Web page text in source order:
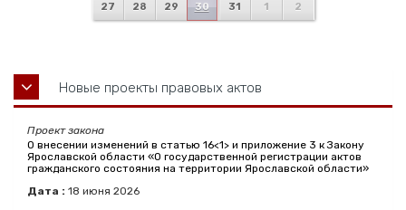
27 28 29 30 31 1 2
Новые проекты правовых актов
Проект закона
О внесении изменений в статью 16<1> и приложение 3 к Закону
Ярославской области «О государственной регистрации актов
гражданского состояния на территории Ярославской области»
Дата : 18 июня 2026